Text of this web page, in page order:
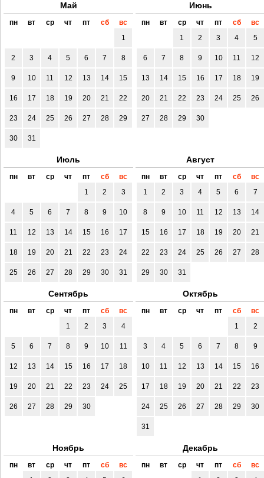
Май
пн вт ср чт пт сб
вс
1
2 3 4 5 6 7 8
9 10 11 12 13 14 15
16 17 18 19 20 21 22
23 24 25 26 27 28 29
30 31
Июнь
пн вт ср чт пт сб
вс
1
2 3 4 5
6 7 8 9 10 11 12
13 14 15 16 17 18 19
20 21 22 23 24 25 26
27 28 29 30
Июль
пн вт ср чт пт сб
вс
1
2 3
4 5 6 7 8 9 10
11 12 13 14 15 16 17
18 19 20 21 22 23 24
25 26 27 28 29 30 31
Август
пн вт ср чт пт сб
вс
1
2 3 4 5 6 7
8 9 10 11 12 13 14
15 16 17 18 19 20 21
22 23 24 25 26 27 28
29 30 31
Сентябрь
пн вт ср чт пт сб
вс
1
2 3 4
5 6 7 8 9 10 11
12 13 14 15 16 17 18
19 20 21 22 23 24 25
26 27 28 29 30
Октябрь
пн вт ср чт пт сб
вс
1
2
3 4 5 6 7 8 9
10 11 12 13 14 15 16
17 18 19 20 21 22 23
24 25 26 27 28 29 30
31
Ноябрь
пн вт ср чт пт сб
вс
Декабрь
пн вт ср чт пт сб
вс